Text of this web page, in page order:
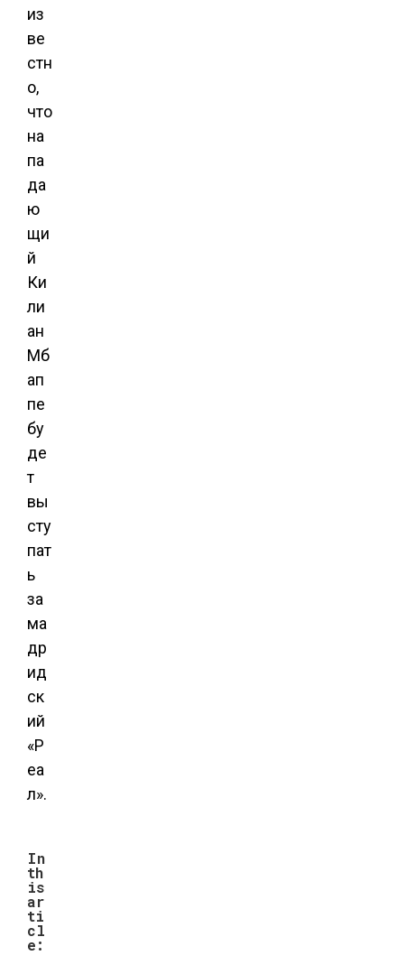
из
ве
стн
о,
что
на
па
да
ю
щи
й
Ки
ли
ан
Мб
ап
пе
бу
де
т
вы
сту
пат
ь
за
ма
др
ид
ск
ий
«Р
еа
л».
In
th
is
ar
ti
cl
e: